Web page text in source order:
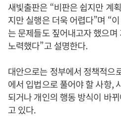
새빛출판은 “비판은 쉽지만 계
지만 실행은 더욱 어렵다”며 “
는 문제들도 짚어내고자 했으
노력했다”고 설명한다.
대안으로는 정부에서 정책적으
에서 입법으로 풀어야 할 사항,
되거나 개인의 행동 방식이 바
고 있다.